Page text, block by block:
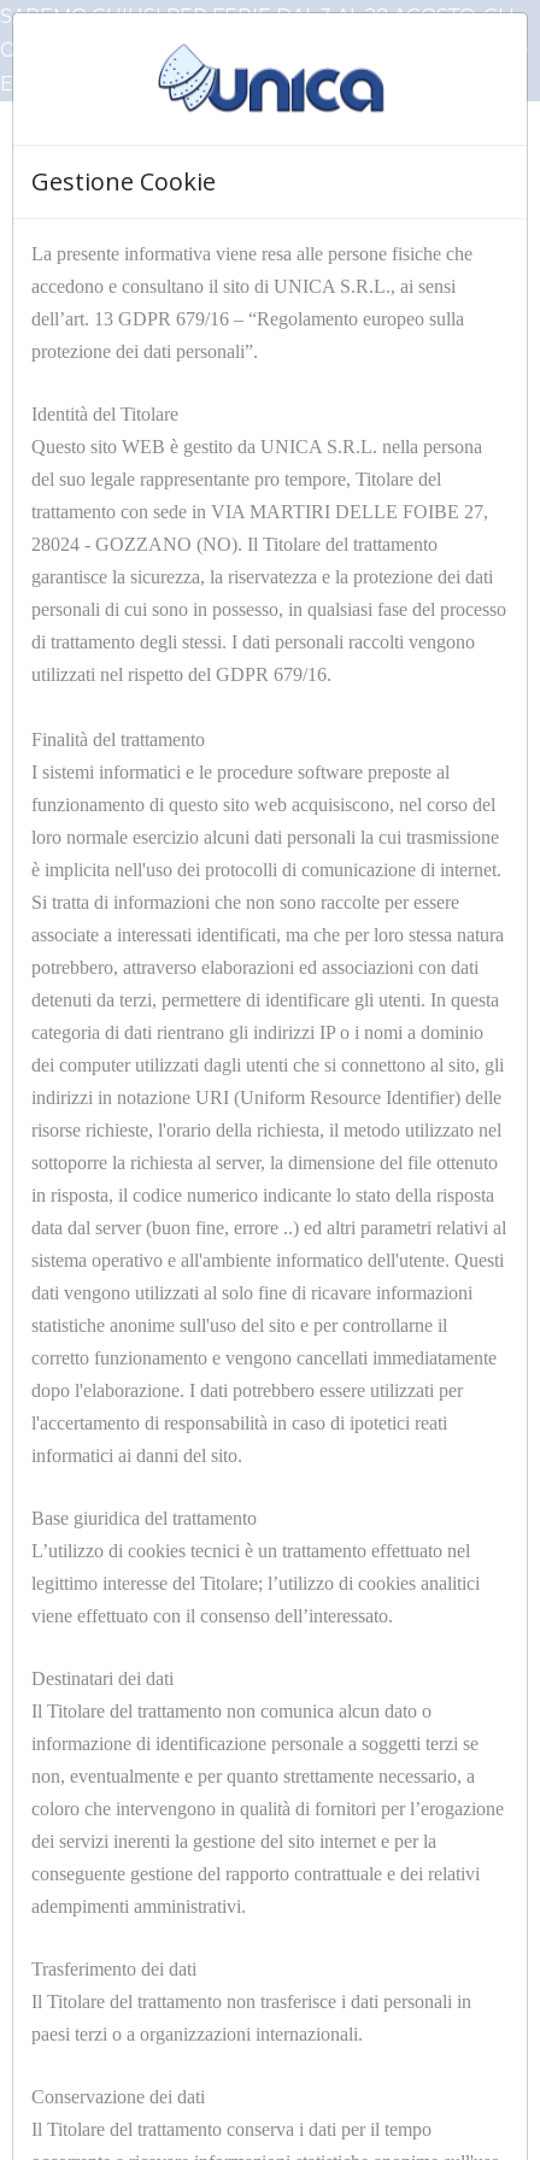
SAREMO CHIUSI PER FERIE DAL 3 AL 28 AGOSTO, GLI
ORDINI PERVENUTI IN QUESTO PERIODO VERRANNO
EVASI AL NOSTRO RIENTRO
☰
HOME
ACCESSORI
DI
CONSUMO
APPARECCHIATURE
ATTREZZATURE
CALDAIE
DA
CAMICIOTTI
PER
MANICHINO
HOME Articoli Unica RACCORDERIE
Filtri
12 di 163 risultati
Opzioni
U7050.F
NIPLO MM 3/8-3/8
U7072.C
PORTAGOMMA 1/2 Ø=12mm.
U7072.A
PORTAGOMMA 1/4 Ø=6mm.
PORTAGOMMA 3/8 Ø=9mm.
Gestione Cookie
La presente informativa viene resa alle persone fisiche che
accedono e consultano il sito di UNICA S.R.L., ai sensi
dell’art. 13 GDPR 679/16 – “Regolamento europeo sulla
protezione dei dati personali”.
Identità del Titolare
Questo sito WEB è gestito da UNICA S.R.L. nella persona
del suo legale rappresentante pro tempore, Titolare del
trattamento con sede in VIA MARTIRI DELLE FOIBE 27,
28024 - GOZZANO (NO). Il Titolare del trattamento
garantisce la sicurezza, la riservatezza e la protezione dei dati
personali di cui sono in possesso, in qualsiasi fase del processo
di trattamento degli stessi. I dati personali raccolti vengono
utilizzati nel rispetto del GDPR 679/16.
Finalità del trattamento
I sistemi informatici e le procedure software preposte al
funzionamento di questo sito web acquisiscono, nel corso del
loro normale esercizio alcuni dati personali la cui trasmissione
è implicita nell'uso dei protocolli di comunicazione di internet.
Si tratta di informazioni che non sono raccolte per essere
associate a interessati identificati, ma che per loro stessa natura
potrebbero, attraverso elaborazioni ed associazioni con dati
detenuti da terzi, permettere di identificare gli utenti. In questa
categoria di dati rientrano gli indirizzi IP o i nomi a dominio
dei computer utilizzati dagli utenti che si connettono al sito, gli
indirizzi in notazione URI (Uniform Resource Identifier) delle
risorse richieste, l'orario della richiesta, il metodo utilizzato nel
sottoporre la richiesta al server, la dimensione del file ottenuto
in risposta, il codice numerico indicante lo stato della risposta
data dal server (buon fine, errore ..) ed altri parametri relativi al
sistema operativo e all'ambiente informatico dell'utente. Questi
dati vengono utilizzati al solo fine di ricavare informazioni
statistiche anonime sull'uso del sito e per controllarne il
corretto funzionamento e vengono cancellati immediatamente
dopo l'elaborazione. I dati potrebbero essere utilizzati per
l'accertamento di responsabilità in caso di ipotetici reati
informatici ai danni del sito.
Base giuridica del trattamento
L’utilizzo di cookies tecnici è un trattamento effettuato nel
legittimo interesse del Titolare; l’utilizzo di cookies analitici
viene effettuato con il consenso dell’interessato.
Destinatari dei dati
Il Titolare del trattamento non comunica alcun dato o
informazione di identificazione personale a soggetti terzi se
non, eventualmente e per quanto strettamente necessario, a
coloro che intervengono in qualità di fornitori per l’erogazione
dei servizi inerenti la gestione del sito internet e per la
conseguente gestione del rapporto contrattuale e dei relativi
adempimenti amministrativi.
Trasferimento dei dati
Il Titolare del trattamento non trasferisce i dati personali in
paesi terzi o a organizzazioni internazionali.
Conservazione dei dati
Il Titolare del trattamento conserva i dati per il tempo